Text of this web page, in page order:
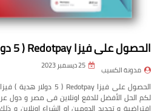
الحصول على فيزا Redotpay ( 5 دولار هدية )
مدونة الكسيب 25 ديسمبر 2023
لكم الحل الأفضل للدفع اونلاين فى مصر و دول